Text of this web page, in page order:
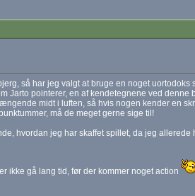
så har jeg valgt at bruge en noget uortodoks
Jarto pointerer, en af kendetegnene ved denne
midt i luften, så hvis nogen kender en
må de meget gerne sige til!
hvordan jeg har skaffet spillet, da jeg allerede
ikke gå lang tid, før der kommer noget action